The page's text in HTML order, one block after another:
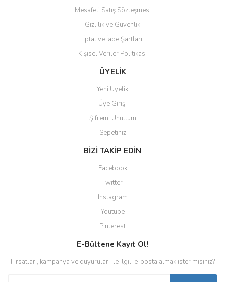
Mesafeli Satış Sözleşmesi
Gizlilik ve Güvenlik
İptal ve İade Şartları
Kişisel Veriler Politikası
ÜYELİK
Yeni Üyelik
Üye Girişi
Şifremi Unuttum
Sepetiniz
BİZİ TAKİP EDİN
Facebook
Twitter
Instagram
Youtube
Pinterest
E-Bültene Kayıt Ol!
Fırsatları, kampanya ve duyuruları ile ilgili e-posta almak ister misiniz?